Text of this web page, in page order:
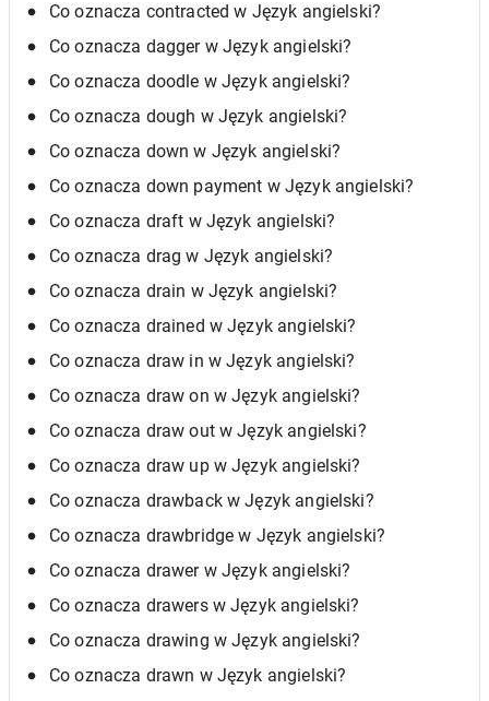
Co oznacza contracted w Język angielski?
Co oznacza dagger w Język angielski?
Co oznacza doodle w Język angielski?
Co oznacza dough w Język angielski?
Co oznacza down w Język angielski?
Co oznacza down payment w Język angielski?
Co oznacza draft w Język angielski?
Co oznacza drag w Język angielski?
Co oznacza drain w Język angielski?
Co oznacza drained w Język angielski?
Co oznacza draw in w Język angielski?
Co oznacza draw on w Język angielski?
Co oznacza draw out w Język angielski?
Co oznacza draw up w Język angielski?
Co oznacza drawback w Język angielski?
Co oznacza drawbridge w Język angielski?
Co oznacza drawer w Język angielski?
Co oznacza drawers w Język angielski?
Co oznacza drawing w Język angielski?
Co oznacza drawn w Język angielski?